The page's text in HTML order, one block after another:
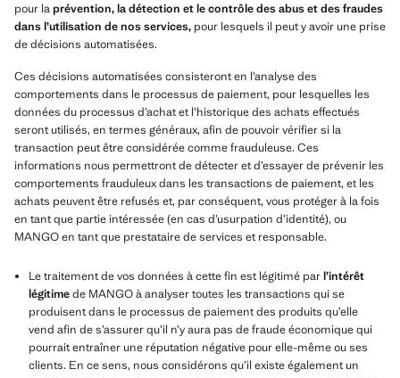
pour laprévention, la détection et le contrôle des abus et des fraudes
dans l’utilisation de nos services, pour lesquels il peut y avoir une prise
de décisions automatisées.
Ces décisions automatisées consisteront en l’analyse des
comportements dans le processus de paiement, pour lesquelles les
données du processus d’achat et l’historique des achats effectués
seront utilisés, en termes généraux, afin de pouvoir vérifier si la
transaction peut être considérée comme frauduleuse. Ces
informations nous permettront de détecter et d’essayer de prévenir les
comportements frauduleux dans les transactions de paiement, et les
achats peuvent être refusés et, par conséquent, vous protéger à la fois
en tant que partie intéressée (en cas d’usurpation d’identité), ou
MANGO en tant que prestataire de services et responsable.
Le traitement de vos données à cette fin est légitimé parl’intérêt
légitimede MANGO à analyser toutes les transactions qui se
produisent dans le processus de paiement des produits qu’elle
vend afin de s’assurer qu’il n’y aura pas de fraude économique qui
pourrait entraîner une réputation négative pour elle-même ou ses
clients. En ce sens, nous considérons qu’il existe également un